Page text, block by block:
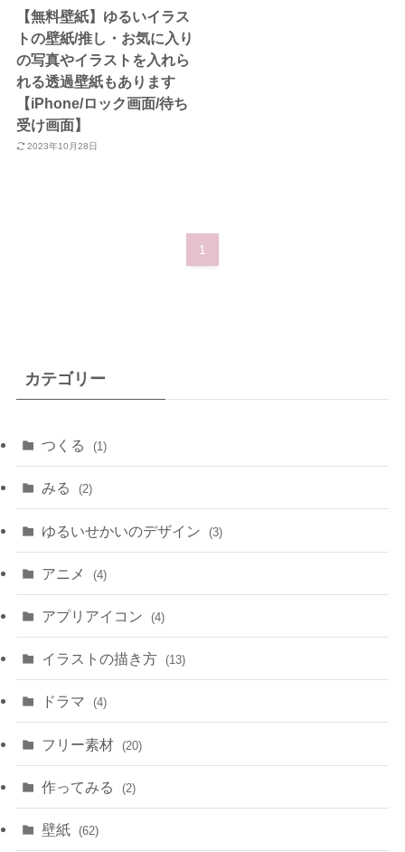
【無料壁紙】ゆるいイラス
トの壁紙/推し・お気に入り
の写真やイラストを入れら
れる透過壁紙もあります
【iPhone/ロック画面/待ち
受け画面】
2023年10月28日
1
カテゴリー
つくる (1)
みる (2)
ゆるいせかいのデザイン (3)
アニメ (4)
アプリアイコン (4)
イラストの描き方 (13)
ドラマ (4)
フリー素材 (20)
作ってみる (2)
壁紙 (62)